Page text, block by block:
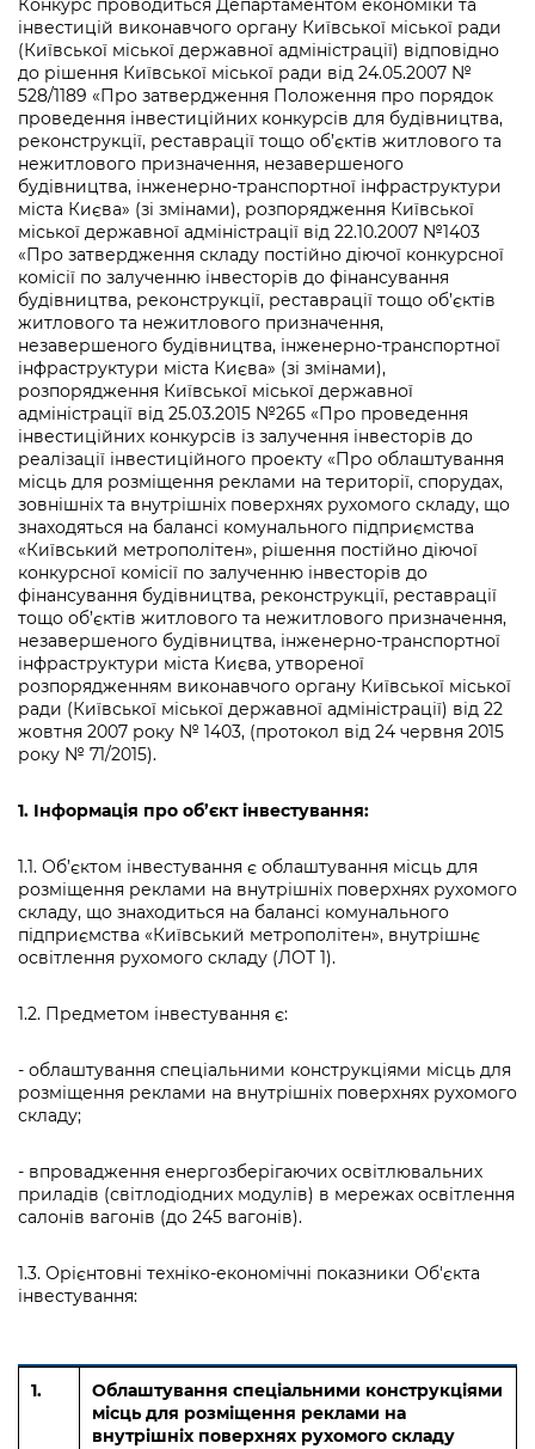
Рішення та розпорядження
Проєкти розпоряджень, що
перебувають на погодженні КМВА
Рішення Київради
Контактна інформація
Графік роботи та прийому громадян
Вакансії
Статистика
Звернення громадян
Регуляторна діяльність
Промисловість і наука Києва
Підприємства, установи, організації
Kyiv International Relations
Річні звіти
Гендерна політика
Безбар'єрність
Освіта та навчальні заклади
Дороги, транспорт та парковки
Навколишнє середовище міста
Містобудування та земельні ділянки
Культура, спорт, дозвілля
Бізнес та ліцензування
Фінанси та бюджет
Безпека та правопорядок
Ритуальні послуги
Іноземцям / For foreigners
Пам'ятки культурної спадщини
Портал Захисників та Захисниць
Безбар'єрність
Портал послуг
Міський застосунок Київ Цифровий
Важливе під час воєнного стану
Громадська експертиза
Громадський бюджет
Консультації з громадськістю
Громадська рада
Петиції
Відкритий бюджет
Контактний центр
Допомога учасникам АТО
Рада з питань внутрішньо переміщених
осіб при Київській міській військовій
адміністрації
«Ініціатива «Партнерство «Відкритий
Уряд» – місцевий рівень»
Важливе під час воєнного стану
Інформація з обмеженим доступом
Подати запит онлайн
Проекти нормативно-правових та
інших актів
Нормативна база
Питання і відповіді про публічну
інформацію
Порядок оскарження рішень, дій чи
бездіяльності розпорядників інформації
Звіти про опрацювання запитів на
публічну інформацію
Інформація для споживачів
Про відкриті дані
Портал даних Києва
Публічні дашборди
Медіагалерея
Підписатися на новини та анонси від
КМДА / Subscribe to announcements
from the KCSA
Порядок акредитації медіа /
Accreditation process
Подати журналістський запит /
Submitting a media request
Зйомки в лікарнях в умовах воєнного
стану / Rules for media coverage of
hospitals at work under martial law
Контакти для медіа / Contacts for mass
media
Портал Послуг
Конкурс проводиться Департаментом економіки та
інвестицій виконавчого органу Київської міської ради
(Київської міської державної адміністрації) відповідно
до рішення Київської міської ради від 24.05.2007 №
528/1189 «Про затвердження Положення про порядок
проведення інвестиційних конкурсів для будівництва,
реконструкції, реставрації тощо об’єктів житлового та
нежитлового призначення, незавершеного
будівництва, інженерно-транспортної інфраструктури
міста Києва» (зі змінами), розпорядження Київської
міської державної адміністрації від 22.10.2007 №1403
«Про затвердження складу постійно діючої конкурсної
комісії по залученню інвесторів до фінансування
будівництва, реконструкції, реставрації тощо об’єктів
житлового та нежитлового призначення,
незавершеного будівництва, інженерно-транспортної
інфраструктури міста Києва» (зі змінами),
розпорядження Київської міської державної
адміністрації від 25.03.2015 №265 «Про проведення
інвестиційних конкурсів із залучення інвесторів до
реалізації інвестиційного проекту «Про облаштування
місць для розміщення реклами на території, спорудах,
зовнішніх та внутрішніх поверхнях рухомого складу, що
знаходяться на балансі комунального підприємства
«Київський метрополітен», рішення постійно діючої
конкурсної комісії по залученню інвесторів до
фінансування будівництва, реконструкції, реставрації
тощо об’єктів житлового та нежитлового призначення,
незавершеного будівництва, інженерно-транспортної
інфраструктури міста Києва, утвореної
розпорядженням виконавчого органу Київської міської
ради (Київської міської державної адміністрації) від 22
жовтня 2007 року № 1403, (протокол від 24 червня 2015
року № 71/2015).
1. Інформація про об’єкт інвестування:
1.1. Об’єктом інвестування є облаштування місць для
розміщення реклами на внутрішніх поверхнях рухомого
складу, що знаходиться на балансі комунального
підприємства «Київський метрополітен», внутрішнє
освітлення рухомого складу (ЛОТ 1).
1.2. Предметом інвестування є:
- облаштування спеціальними конструкціями місць для
розміщення реклами на внутрішніх поверхнях рухомого
складу;
- впровадження енергозберігаючих освітлювальних
приладів (світлодіодних модулів) в мережах освітлення
салонів вагонів (до 245 вагонів).
1.3. Орієнтовні техніко-економічні показники Об'єкта
інвестування:
1.
Облаштування спеціальними конструкціями
місць для розміщення реклами на
внутрішніх поверхнях рухомого складу